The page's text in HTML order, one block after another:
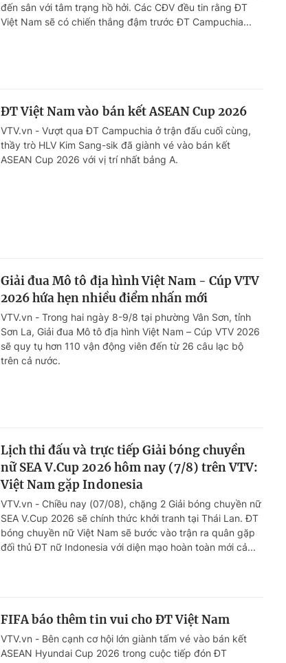
đến sân với tâm trạng hồ hởi. Các CĐV đều tin rằng ĐT
Việt Nam sẽ có chiến thắng đậm trước ĐT Campuchia...
ĐT Việt Nam vào bán kết ASEAN Cup 2026
VTV.vn - Vượt qua ĐT Campuchia ở trận đấu cuối cùng,
thầy trò HLV Kim Sang-sik đã giành vé vào bán kết
ASEAN Cup 2026 với vị trí nhất bảng A.
Giải đua Mô tô địa hình Việt Nam - Cúp VTV
2026 hứa hẹn nhiều điểm nhấn mới
VTV.vn - Trong hai ngày 8-9/8 tại phường Vân Sơn, tỉnh
Sơn La, Giải đua Mô tô địa hình Việt Nam – Cúp VTV 2026
sẽ quy tụ hơn 110 vận động viên đến từ 26 câu lạc bộ
trên cả nước.
Lịch thi đấu và trực tiếp Giải bóng chuyền
nữ SEA V.Cup 2026 hôm nay (7/8) trên VTV:
Việt Nam gặp Indonesia
VTV.vn - Chiều nay (07/08), chặng 2 Giải bóng chuyền nữ
SEA V.Cup 2026 sẽ chính thức khởi tranh tại Thái Lan. ĐT
bóng chuyền nữ Việt Nam sẽ bước vào trận ra quân gặp
đối thủ ĐT nữ Indonesia với diện mạo hoàn toàn mới cả...
FIFA báo thêm tin vui cho ĐT Việt Nam
VTV.vn - Bên cạnh cơ hội lớn giành tấm vé vào bán kết
ASEAN Hyundai Cup 2026 trong cuộc tiếp đón ĐT